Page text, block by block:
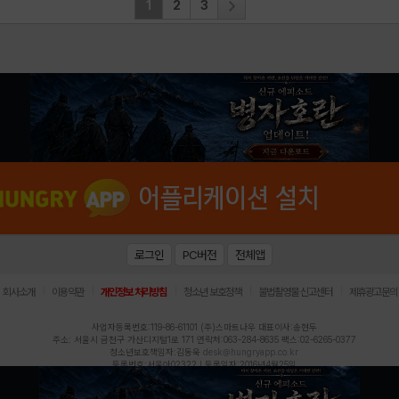
1 2 3
로그인 PC버전 전체앱
회사소개 이용약관 개인정보 처리방침 청소년 보호정책 불법촬영물 신고센터 제휴광고문의
사업자등록번호:119-86-61101 (주)스마트나우 대표이사:송현두
주소: 서울시 금천구 가산디지털1로 171 연락처:063-284-8635 팩스:02-6265-0377
청소년보호책임자:김동욱 desk@hungryapp.co.kr
등록번호:서울아02322 | 등록일자:2016년4월25일
발행인:(주)스마트나우 송현두 | 편집인:김동욱